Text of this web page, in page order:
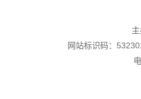
网站标识码：